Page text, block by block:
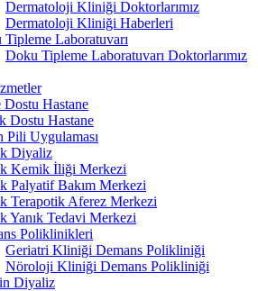
Dermatoloji Kliniği Doktorlarımız
Dermatoloji Kliniği Haberleri
Laboratuvarı
Doku Tipleme Laboratuvarı Doktorlarımız
Dostu Hastane
Dostu Hastane
Pili Uygulaması
Diyaliz
Kemik İliği Merkezi
Palyatif Bakım Merkezi
Terapotik Aferez Merkezi
Yanık Tedavi Merkezi
Poliklinikleri
Geriatri Kliniği Demans Polikliniği
Nöroloji Kliniği Demans Polikliniği
Diyaliz